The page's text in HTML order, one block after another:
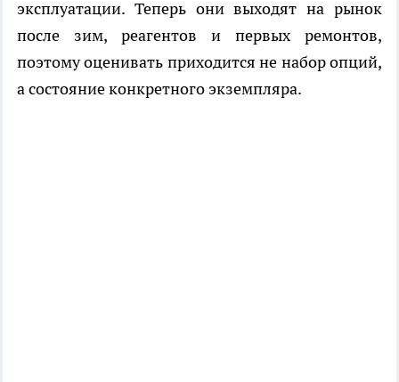
эксплуатации. Теперь они выходят на рынок
после зим, реагентов и первых ремонтов,
поэтому оценивать приходится не набор опций,
а состояние конкретного экземпляра.